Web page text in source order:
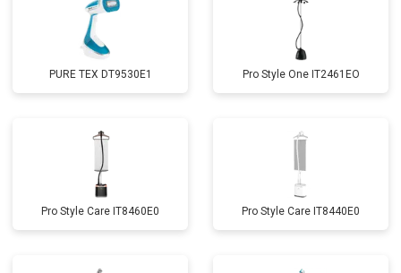
PURE TEX DT9530E1 Pro Style One IT2461ЕО
Pro Style Care IT8460E0 Pro Style Care IT8440E0